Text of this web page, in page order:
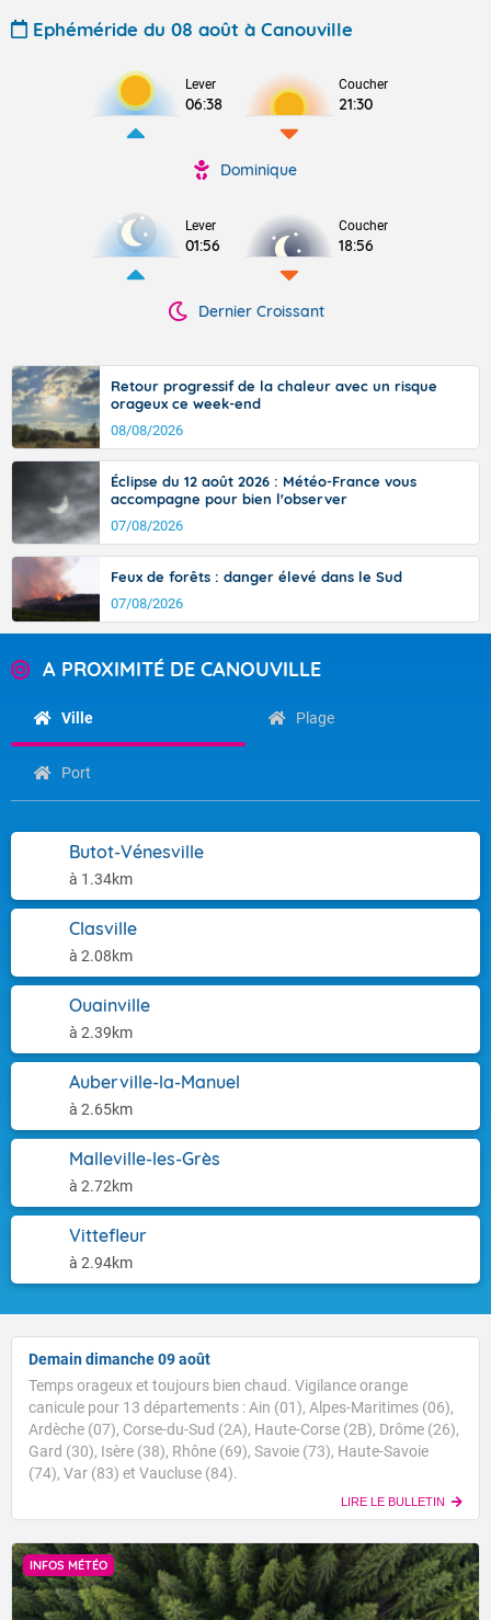
Ephéméride du 08 août à Canouville
Lever
06:38
Coucher
21:30
Dominique
Lever
01:56
Coucher
18:56
Dernier Croissant
Retour progressif de la chaleur avec un risque
orageux ce week-end
08/08/2026
Éclipse du 12 août 2026 : Météo-France vous
accompagne pour bien l'observer
07/08/2026
Feux de forêts : danger élevé dans le Sud
07/08/2026
A PROXIMITÉ DE CANOUVILLE
Ville Plage
Port
Butot-Vénesville
à 1.34km
Clasville
à 2.08km
Ouainville
à 2.39km
Auberville-la-Manuel
à 2.65km
Malleville-les-Grès
à 2.72km
Vittefleur
à 2.94km
Demain dimanche 09 août
Temps orageux et toujours bien chaud. Vigilance orange
canicule pour 13 départements : Ain (01), Alpes-Maritimes (06),
Ardèche (07), Corse-du-Sud (2A), Haute-Corse (2B), Drôme (26),
Gard (30), Isère (38), Rhône (69), Savoie (73), Haute-Savoie
(74), Var (83) et Vaucluse (84).
LIRE LE BULLETIN
INFOS MÉTÉO